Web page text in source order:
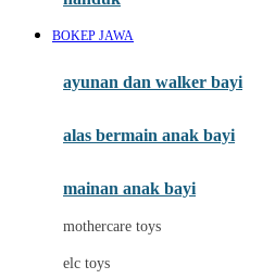
My Buddy Tag
My K
BOKEP JAWA
ayunan dan walker bayi
alas bermain anak bayi
mainan anak bayi
mothercare toys
elc toys